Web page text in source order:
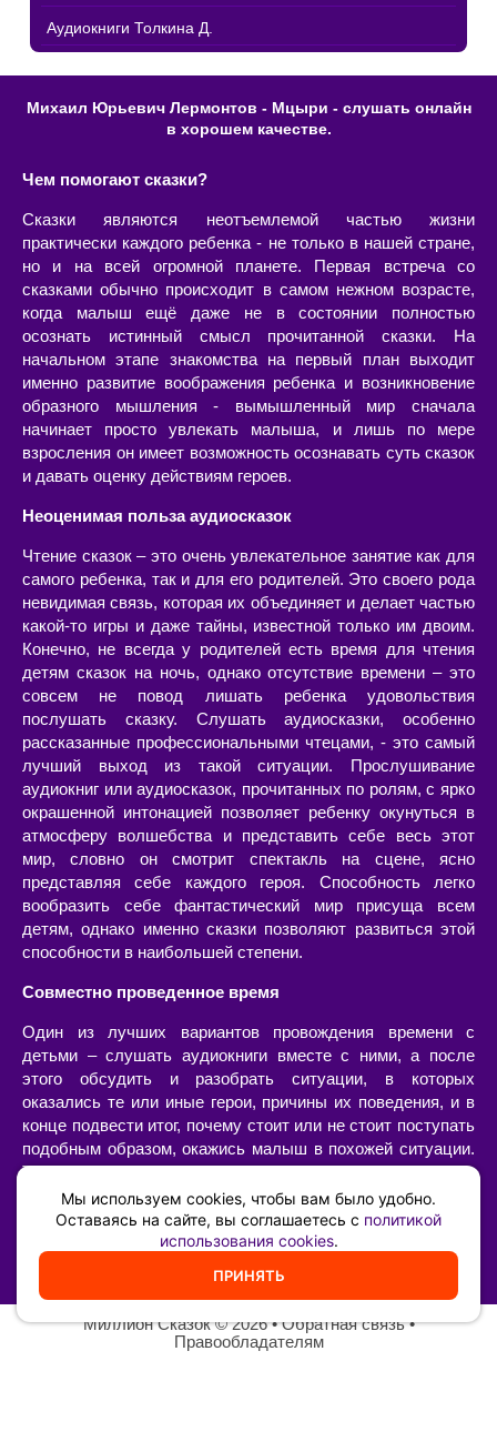
Аудиокниги Толкина Д.
Михаил Юрьевич Лермонтов - Мцыри - слушать онлайн
в хорошем качестве.
Чем помогают сказки?
Сказки являются неотъемлемой частью жизни
практически каждого ребенка - не только в нашей стране,
но и на всей огромной планете. Первая встреча со
сказками обычно происходит в самом нежном возрасте,
когда малыш ещё даже не в состоянии полностью
осознать истинный смысл прочитанной сказки. На
начальном этапе знакомства на первый план выходит
именно развитие воображения ребенка и возникновение
образного мышления - вымышленный мир сначала
начинает просто увлекать малыша, и лишь по мере
взросления он имеет возможность осознавать суть сказок
и давать оценку действиям героев.
Неоценимая польза аудиосказок
Чтение сказок – это очень увлекательное занятие как для
самого ребенка, так и для его родителей. Это своего рода
невидимая связь, которая их объединяет и делает частью
какой-то игры и даже тайны, известной только им двоим.
Конечно, не всегда у родителей есть время для чтения
детям сказок на ночь, однако отсутствие времени – это
совсем не повод лишать ребенка удовольствия
послушать сказку. Слушать аудиосказки, особенно
рассказанные профессиональными чтецами, - это самый
лучший выход из такой ситуации. Прослушивание
аудиокниг или аудиосказок, прочитанных по ролям, с ярко
окрашенной интонацией позволяет ребенку окунуться в
атмосферу волшебства и представить себе весь этот
мир, словно он смотрит спектакль на сцене, ясно
представляя себе каждого героя. Способность легко
вообразить себе фантастический мир присуща всем
детям, однако именно сказки позволяют развиться этой
способности в наибольшей степени.
Совместно проведенное время
Один из лучших вариантов провождения времени с
детьми – слушать аудиокниги вместе с ними, а после
этого обсудить и разобрать ситуации, в которых
оказались те или иные герои, причины их поведения, и в
конце подвести итог, почему стоит или не стоит поступать
подобным образом, окажись малыш в похожей ситуации.
Такой «разбор» очень интересен сам по себе, позволяет
наладить диалог с ребенком, а также он имеет огромную
воспитательную ценность – возможность ненавязчиво,
иногда в игровой форме, указать на самые главные
жизненные принципы и ценности.
Миллион Сказок©️ 2026 •Обратная связь•
Правообладателям
Мы используем cookies, чтобы вам было удобно.
Оставаясь на сайте, вы соглашаетесь с политикой
использования cookies.
ПРИНЯТЬ